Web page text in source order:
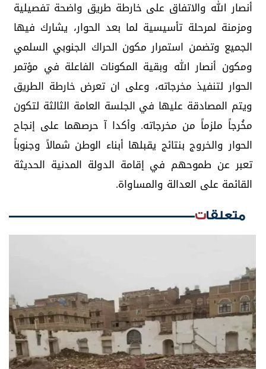
أنصار الله والاتفاق على خارطة طريق واضحة تفصيلية
ومزمنة لمرحلة تأسيسية لما بعد الحوار، يشارك فيها
الجميع وتضمن استمرار مكون الحراك الجنوبي السلمي
ومكون أنصار الله وبقية المكونات الفاعلة في مؤتمر
الحوار لتنفيذ مخرجاته، وعلى ان تعرض خارطة الطريق
ويتم المصادقة عليها في الجلسة العامة الثالثة لتكون
مخُرجاً ملزماً من مخرجاته. وأكدا آ حرصهما على إنجاح
الحوار والخروج بنتائج يقبلها أبناء الوطن شمالاً وجنوباً
تعبر عن طموحهم في إقامة الدولة المدنية الحديثة
القائمة على العدالة والمساواة.
متعلقات